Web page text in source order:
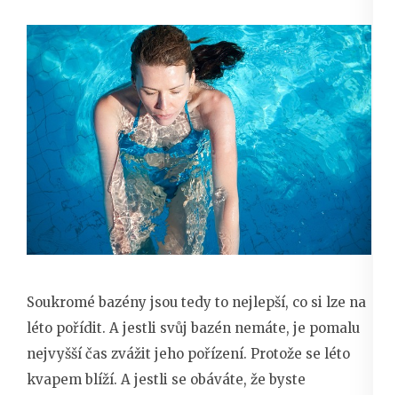
Soukromé bazény jsou tedy to nejlepší, co si lze na
léto pořídit. A jestli svůj bazén nemáte, je pomalu
nejvyšší čas zvážit jeho pořízení. Protože se léto
kvapem blíží. A jestli se obáváte, že byste